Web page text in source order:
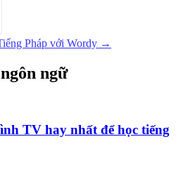
Pháp với Wordy →
ngữ
TV hay nhất để học tiếng